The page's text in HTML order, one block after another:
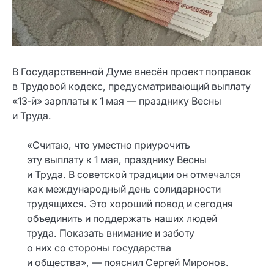
В Государственной Думе внесён проект поправок
в Трудовой кодекс, предусматривающий выплату
«13‑й» зарплаты к 1 мая — празднику Весны
и Труда.
«Считаю, что уместно приурочить
эту выплату к 1 мая, празднику Весны
и Труда. В советской традиции он отмечался
как международный день солидарности
трудящихся. Это хороший повод и сегодня
объединить и поддержать наших людей
труда. Показать внимание и заботу
о них со стороны государства
и общества», — пояснил Сергей Миронов.